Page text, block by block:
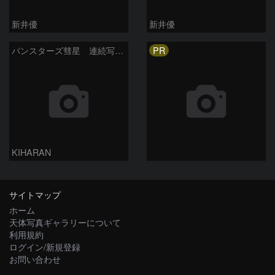
新井優 新井優
パンスターズ彗星 連続写真 再処理
KIHARAN
PR
サイトマップ
ホーム
天体写真ギャラリーについて
利用規約
ログイン/新規登録
お問い合わせ